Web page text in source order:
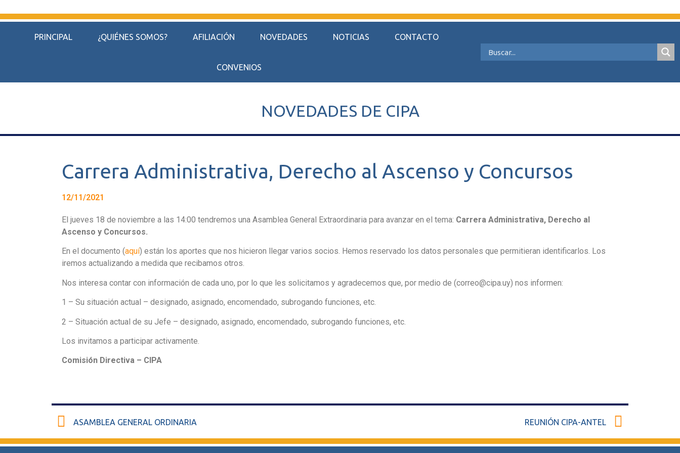
PRINCIPAL ¿QUIÉNES SOMOS? AFILIACIÓN NOVEDADES NOTICIAS CONTACTO
CONVENIOS
NOVEDADES DE CIPA
Carrera Administrativa, Derecho al Ascenso y Concursos
12/11/2021
El jueves 18 de noviembre a las 14:00 tendremos una Asamblea General Extraordinaria para avanzar en el tema: Carrera Administrativa, Derecho al
Ascenso y Concursos.
En el documento (aquí) están los aportes que nos hicieron llegar varios socios. Hemos reservado los datos personales que permitieran identificarlos. Los
iremos actualizando a medida que recibamos otros.
Nos interesa contar con información de cada uno, por lo que les solicitamos y agradecemos que, por medio de (correo@cipa.uy) nos informen:
1 – Su situación actual – designado, asignado, encomendado, subrogando funciones, etc.
2 – Situación actual de su Jefe – designado, asignado, encomendado, subrogando funciones, etc.
Los invitamos a participar activamente.
Comisión Directiva – CIPA
ASAMBLEA GENERAL ORDINARIA REUNIÓN CIPA-ANTEL